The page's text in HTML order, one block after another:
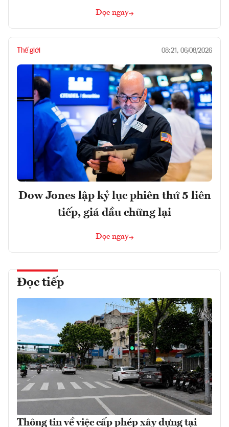
Đọc ngay
Thế giới 08:21, 06/08/2026
Dow Jones lập kỷ lục phiên thứ 5 liên
tiếp, giá dầu chững lại
Đọc ngay
Đọc tiếp
Thông tin về việc cấp phép xây dựng tại